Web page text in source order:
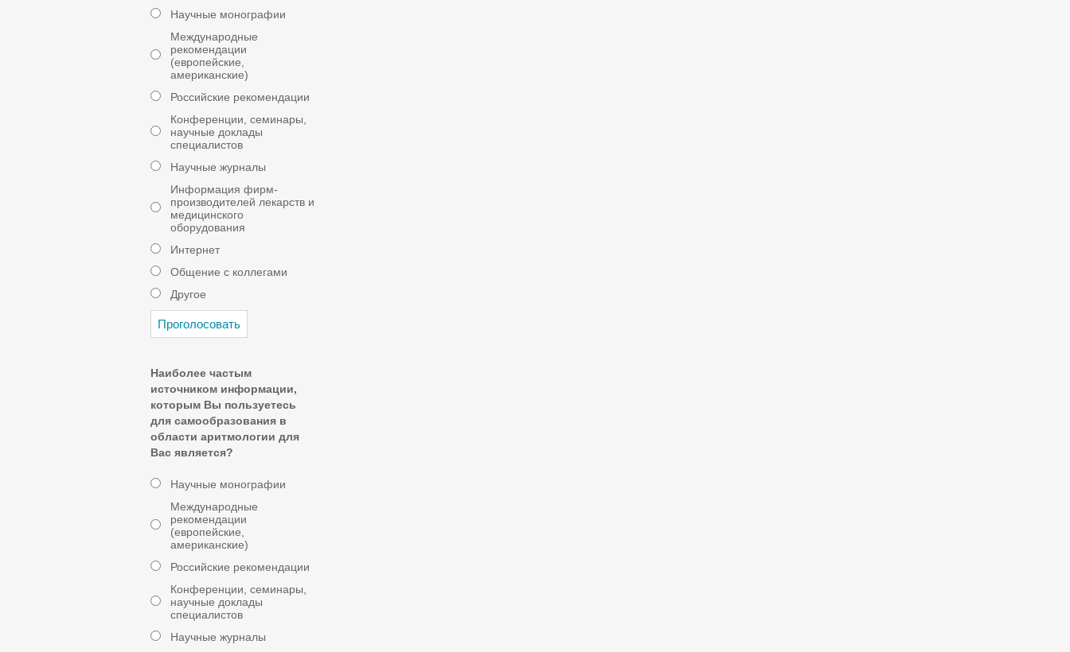
Научные монографии
Международные
рекомендации
(европейские,
американские)
Российские рекомендации
Конференции, семинары,
научные доклады
специалистов
Научные журналы
Информация фирм-
производителей лекарств и
медицинского
оборудования
Интернет
Общение с коллегами
Другое
Наиболее частым
источником информации,
которым Вы пользуетесь
для самообразования в
области аритмологии для
Вас является?
Научные монографии
Международные
рекомендации
(европейские,
американские)
Российские рекомендации
Конференции, семинары,
научные доклады
специалистов
Научные журналы